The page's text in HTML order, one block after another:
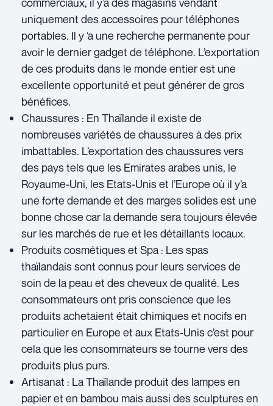
uniquement des accessoires pour téléphones
portables. Il y ‘a une recherche permanente pour
avoir le dernier gadget de téléphone. L’exportation
de ces produits dans le monde entier est une
excellente opportunité et peut générer de gros
bénéfices.
Chaussures : En Thaïlande il existe de
nombreuses variétés de chaussures à des prix
imbattables. L’exportation des chaussures vers
des pays tels que les Emirates arabes unis, le
Royaume-Uni, les Etats-Unis et l’Europe où il y’a
une forte demande et des marges solides est une
bonne chose car la demande sera toujours élevée
sur les marchés de rue et les détaillants locaux.
Produits cosmétiques et Spa : Les spas
thaïlandais sont connus pour leurs services de
soin de la peau et des cheveux de qualité. Les
consommateurs ont pris conscience que les
produits achetaient était chimiques et nocifs en
particulier en Europe et aux Etats-Unis c’est pour
cela que les consommateurs se tourne vers des
produits plus purs.
Artisanat : La Thaïlande produit des lampes en
papier et en bambou mais aussi des sculptures en